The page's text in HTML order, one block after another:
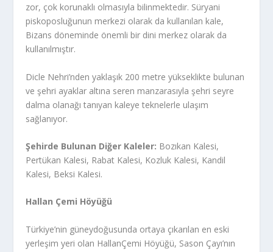
zor, çok korunaklı olmasıyla bilinmektedir. Süryani
piskoposluğunun merkezi olarak da kullanılan kale,
Bizans döneminde önemli bir dini merkez olarak da
kullanılmıştır.
Dicle Nehri’nden yaklaşık 200 metre yükseklikte bulunan
ve şehri ayaklar altına seren manzarasıyla şehri seyre
dalma olanağı tanıyan kaleye teknelerle ulaşım
sağlanıyor.
Şehirde Bulunan Diğer Kaleler: Bozıkan Kalesi,
Pertükan Kalesi, Rabat Kalesi, Kozluk Kalesi, Kandil
Kalesi, Beksi Kalesi.
Hallan Çemi Höyüğü
Türkiye’nin güneydoğusunda ortaya çıkarılan en eski
yerleşim yeri olan HallanÇemi Höyüğü, Sason Çayı’nın